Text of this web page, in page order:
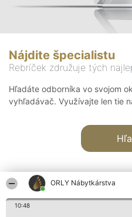
ORLY Nábytkárstva
10:48
Nájdite špecialistu
Rebríček združuje tých
Hľadáte odborníka vo svojom
vyhľadávač. Využívajte len tie